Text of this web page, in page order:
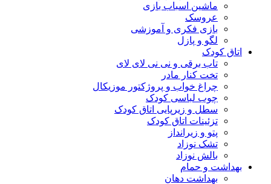
ماشین اسباب بازی
عروسک
بازی فکری و آموزشی
لگو و پازل
اتاق کودک
تاب برقی و نی نی لای لای
تخت کنار مادر
چراغ خواب و پروژکتور موزیکال
چوب لباسی کودک
سطل و زیرپایی اتاق کودک
تزئینات اتاق کودک
پتو و زیرانداز
تشک نوزاد
بالش نوزاد
بهداشت و حمام
بهداشت دهان